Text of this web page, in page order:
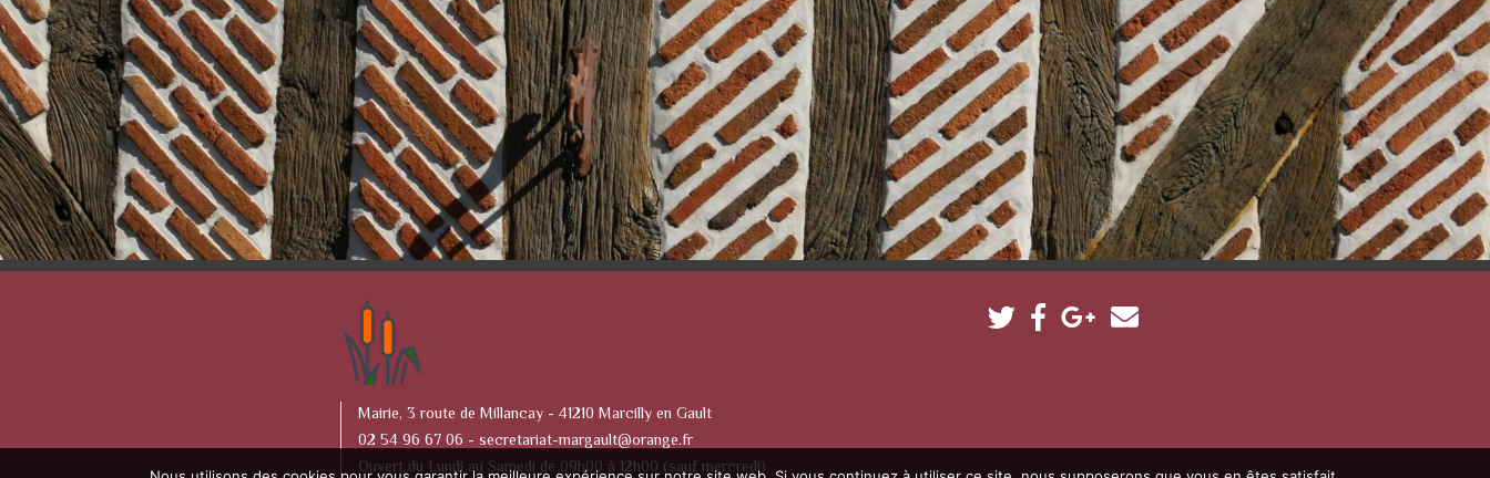
Mairie, 3 route de Millancay - 41210 Marcilly en Gault
02 54 96 67 06 - secretariat-margault@orange.fr
Ouvert du Lundi au Samedi de 09h00 à 12h00 (sauf mercredi)